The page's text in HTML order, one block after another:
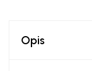
Opis